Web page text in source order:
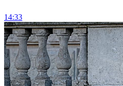
14:33